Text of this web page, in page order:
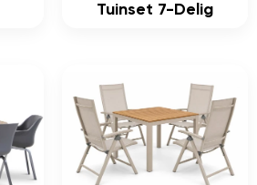
Tuinset 7-Delig